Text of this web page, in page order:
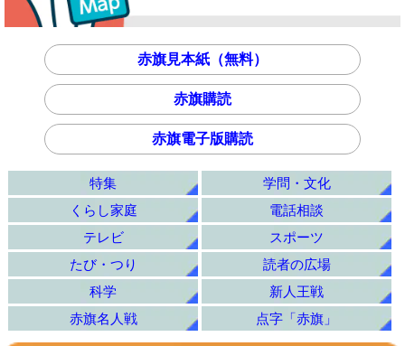
赤旗見本紙（無料）
赤旗購読
赤旗電子版購読
特集
学問・文化
くらし家庭
電話相談
テレビ
スポーツ
たび・つり
読者の広場
科学
新人王戦
赤旗名人戦
点字「赤旗」